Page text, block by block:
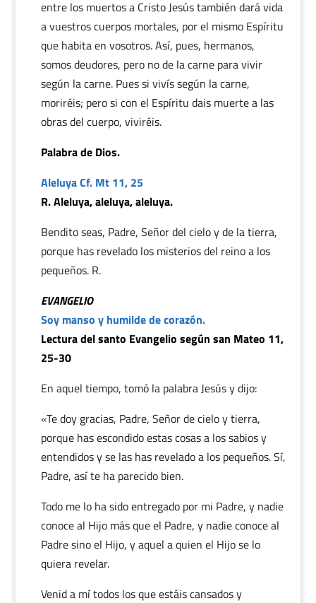
entre los muertos a Cristo Jesús también dará vida
a vuestros cuerpos mortales, por el mismo Espíritu
que habita en vosotros. Así, pues, hermanos,
somos deudores, pero no de la carne para vivir
según la carne. Pues si vivís según la carne,
moriréis; pero si con el Espíritu dais muerte a las
obras del cuerpo, viviréis.
Palabra de Dios.
Aleluya Cf. Mt 11, 25
R. Aleluya, aleluya, aleluya.
Bendito seas, Padre, Señor del cielo y de la tierra,
porque has revelado los misterios del reino a los
pequeños. R.
EVANGELIO
Soy manso y humilde de corazón.
Lectura del santo Evangelio según san Mateo 11,
25-30
En aquel tiempo, tomó la palabra Jesús y dijo:
«Te doy gracias, Padre, Señor de cielo y tierra,
porque has escondido estas cosas a los sabios y
entendidos y se las has revelado a los pequeños. Sí,
Padre, así te ha parecido bien.
Todo me lo ha sido entregado por mi Padre, y nadie
conoce al Hijo más que el Padre, y nadie conoce al
Padre sino el Hijo, y aquel a quien el Hijo se lo
quiera revelar.
Venid a mí todos los que estáis cansados y